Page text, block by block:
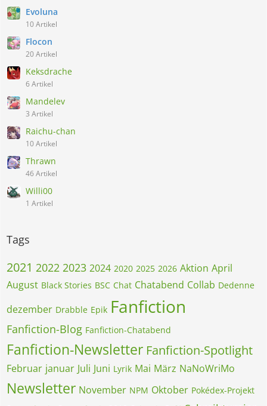
Evoluna
10 Artikel
Flocon
20 Artikel
Keksdrache
6 Artikel
Mandelev
3 Artikel
Raichu-chan
10 Artikel
Thrawn
46 Artikel
Willi00
1 Artikel
Tags
2021 2022 2023 2024 2020 2025 2026 Aktion April
August Black Stories BSC Chat Chatabend Collab Dedenne
dezember Drabble Epik Fanfiction
Fanfiction-Blog Fanfiction-Chatabend
Fanfiction-Newsletter Fanfiction-Spotlight
Februar januar Juli Juni Lyrik Mai März NaNoWriMo
Newsletter November NPM Oktober Pokédex-Projekt